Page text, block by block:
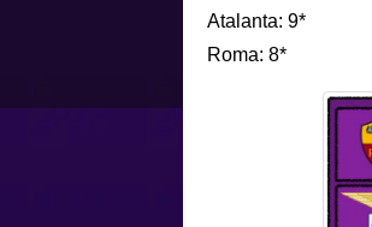
Atalanta: 9*
Roma: 8*